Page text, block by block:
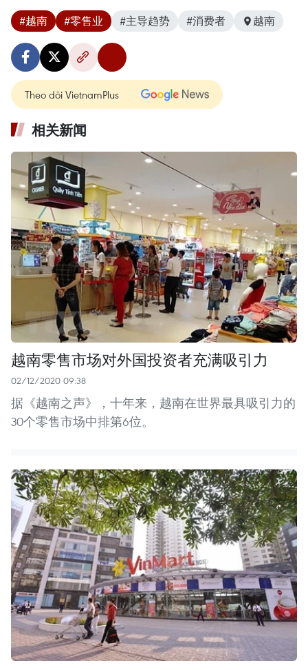
#越南 #零售业 #主导趋势 #消费者 越南
Theo dõi VietnamPlus
相关新闻
越南零售市场对外国投资者充满吸引力
02/12/2020 09:38
据《越南之声》，十年来，越南在世界最具吸引力的
30个零售市场中排第6位。